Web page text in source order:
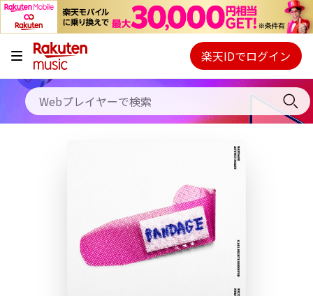
キャンペーン
料金プラン
使い方
Webプレイヤー
ご契約内容の確認・変更
楽天IDでログイン